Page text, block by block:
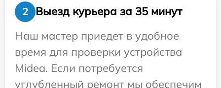
2
Выезд курьера за 35 минут
Наш мастер приедет в удобное
время для проверки устройства
Midea. Если потребуется
углубленный ремонт мы обеспечим